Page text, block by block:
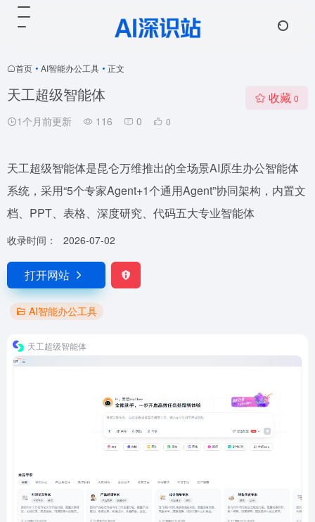
首页 • AI智能办公工具 • 正文
天工超级智能体
1个月前更新 116 0 0
收藏 0
天工超级智能体是昆仑万维推出的全场景AI原生办公智能体
系统，采用“5个专家Agent+1个通用Agent”协同架构，内置文
档、PPT、表格、深度研究、代码五大专业智能体
收录时间： 2026-07-02
打开网站
AI智能办公工具
天工超级智能体